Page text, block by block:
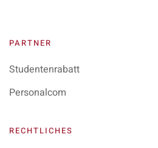
PARTNER
Studentenrabatt
Personalcom
RECHTLICHES